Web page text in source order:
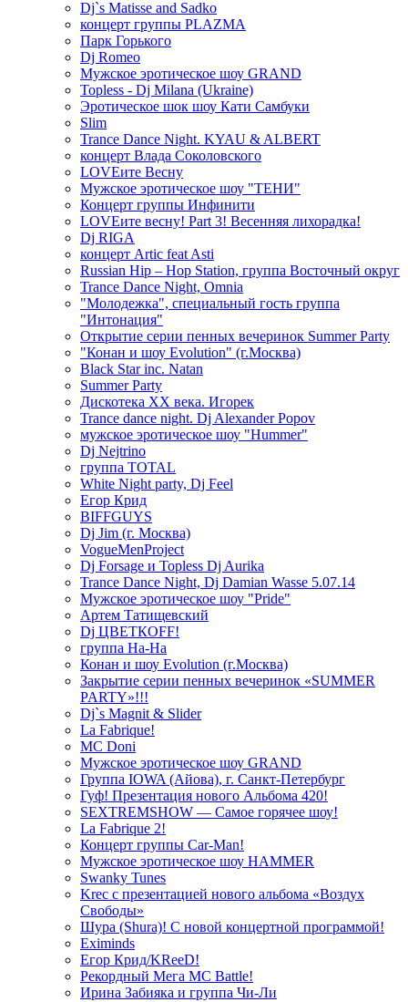
Dj`s Matisse and Sadko
концерт группы PLAZMA
Парк Горького
Dj Romeo
Мужское эротическое шоу GRAND
Topless - Dj Milana (Ukraine)
Эротическое шок шоу Кати Самбуки
Slim
Trance Dance Night. KYAU & ALBERT
концерт Влада Соколовского
LOVEите Весну
Мужское эротическое шоу "ТЕНИ"
Концерт группы Инфинити
LOVEите весну! Part 3! Весенняя лихорадка!
Dj RIGA
концерт Artic feat Asti
Russian Hip – Hop Station, группа Восточный округ
Trance Dance Night, Omnia
"Молодежка", специальный гость группа
"Интонация"
Открытие серии пенных вечеринок Summer Party
"Конан и шоу Evolution" (г.Москва)
Black Star inc. Natan
Summer Party
Дискотека ХХ века. Игорек
Trance dance night. Dj Alexander Popov
мужское эротическое шоу "Hummer"
Dj Nejtrino
группа TOTAL
White Night party, Dj Feel
Егор Крид
BIFFGUYS
Dj Jim (г. Москва)
VogueMenProject
Dj Forsage и Topless Dj Aurika
Trance Dance Night, Dj Damian Wasse 5.07.14
Мужское эротическое шоу "Pride"
Артем Татищевский
Dj ЦВЕТКOFF!
группа На-На
Конан и шоу Evolution (г.Москва)
Закрытие серии пенных вечеринок «SUMMER
PARTY»!!!
Dj`s Magnit & Slider
La Fabrique!
MC Doni
Мужское эротическое шоу GRAND
Группа IOWA (Айова), г. Санкт-Петербург
Гуф! Презентация нового Альбома 420!
SEXTREMSHOW — Самое горячее шоу!
La Fabrique 2!
Концерт группы Car-Man!
Мужское эротическое шоу HAMMER
Swanky Tunes
Krec с презентацией нового альбома «Воздух
Свободы»
Шура (Shura)! С новой концертной программой!
Eximinds
Егор Крид/KReeD!
Рекордный Мега МС Battle!
Ирина Забияка и группа Чи-Ли